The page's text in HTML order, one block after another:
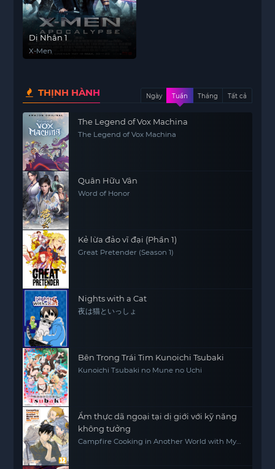
Dị Nhân 1
X-Men
THỊNH HÀNH Ngày Tuần Tháng Tất cả
The Legend of Vox Machina
The Legend of Vox Machina
Quân Hữu Vân
Word of Honor
Kẻ lừa đảo vĩ đại (Phần 1)
Great Pretender (Season 1)
Nights with a Cat
夜は猫といっしょ
Bên Trong Trái Tim Kunoichi Tsubaki
Kunoichi Tsubaki no Mune no Uchi
Ẩm thực dã ngoại tại dị giới với kỹ năng
không tưởng
Campfire Cooking in Another World with My